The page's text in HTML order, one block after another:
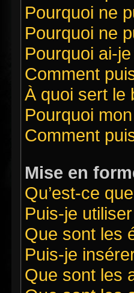
Pourquoi ne
Pourquoi ne
Pourquoi ai-
Comment
À quoi sert le
Pourquoi
Comment
Mise en
Qu’est-ce
Puis-je
Que sont les
Puis-je
Que sont les